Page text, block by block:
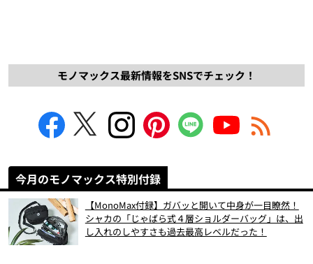
モノマックス最新情報をSNSでチェック！
今月のモノマックス特別付録
【MonoMax付録】ガバッと開いて中身が一目瞭然！
シャカの「じゃばら式４層ショルダーバッグ」は、出
し入れのしやすさも過去最高レベルだった！